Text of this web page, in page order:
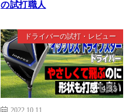
の試打職人
ドライバーの試打・レビュー
4:33
2022.10.11